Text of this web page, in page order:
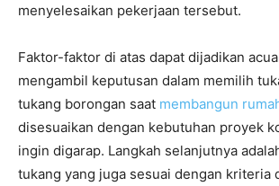
menyelesaikan pekerjaan tersebut.
Faktor-faktor di atas dapat dijadikan
mengambil keputusan dalam memilih
tukang borongan saat membangun
disesuaikan dengan kebutuhan proyek
ingin digarap. Langkah selanjutnya
tukang yang juga sesuai dengan kriteria